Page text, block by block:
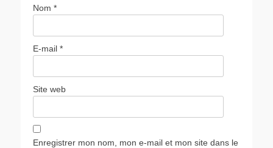
Nom *
E-mail *
Site web
Enregistrer mon nom, mon e-mail et mon site dans le